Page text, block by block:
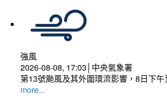
強風
2026-08-08, 17:03│中央氣象署
第13號颱風及其外圍環流影響，8日下
more...